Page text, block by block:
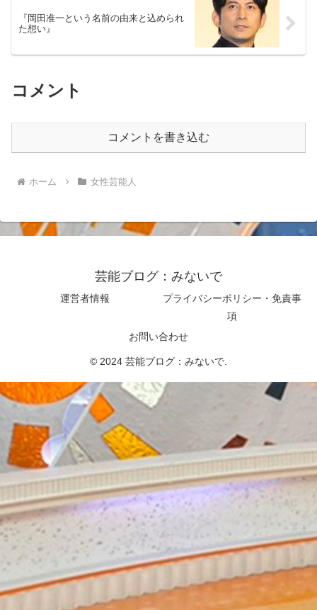
『岡田准一という名前の由来と込められ
た想い』
コメント
コメントを書き込む
ホーム 女性芸能人
芸能ブログ：みないで
運営者情報
プライバシーポリシー・免責事
項
お問い合わせ
© 2024 芸能ブログ：みないで.